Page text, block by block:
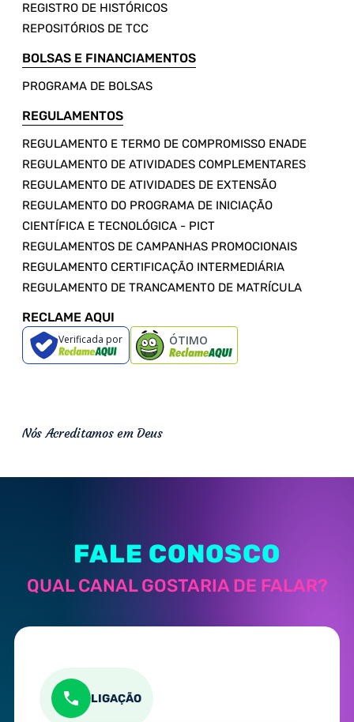
REGISTRO DE HISTÓRICOS
REPOSITÓRIOS DE TCC
BOLSAS E FINANCIAMENTOS
PROGRAMA DE BOLSAS
REGULAMENTOS
REGULAMENTO E TERMO DE COMPROMISSO ENADE
REGULAMENTO DE ATIVIDADES COMPLEMENTARES
REGULAMENTO DE ATIVIDADES DE EXTENSÃO
REGULAMENTO DO PROGRAMA DE INICIAÇÃO
CIENTÍFICA E TECNOLÓGICA - PICT
REGULAMENTOS DE CAMPANHAS PROMOCIONAIS
REGULAMENTO CERTIFICAÇÃO INTERMEDIÁRIA
REGULAMENTO DE TRANCAMENTO DE MATRÍCULA
RECLAME AQUI
Verificada por ÓTIMO
Nós Acreditamos em Deus
FALE CONOSCO
QUAL CANAL GOSTARIA DE FALAR?
LIGAÇÃO